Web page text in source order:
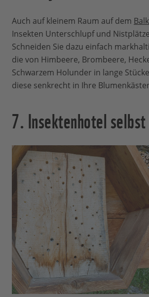
Auch auf kleinem Raum auf dem
Insekten Unterschlupf und
Schneiden Sie dazu einfach
die von Himbeere, Brombeere,
Schwarzem Holunder in lange
diese senkrecht in Ihre
7. Insektenhotel selbst